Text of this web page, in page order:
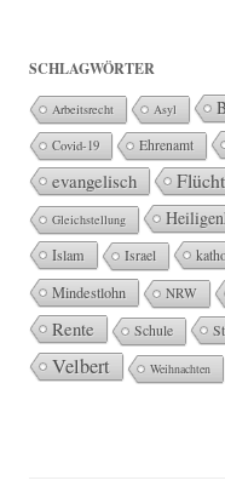
SCHLAGWÖRTER
Arbeitsrecht Asyl
Covid-19 Ehrenamt
evangelisch
Gleichstellung
Islam Israel
Mindestlohn NRW
Rente Schule
Velbert Weihnachten